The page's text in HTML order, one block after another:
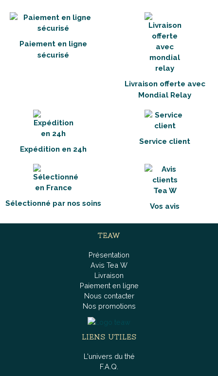
Paiement en ligne
sécurisé
Livraison offerte avec
Mondial Relay
Expédition en 24h
Service client
Sélectionné par nos soins Vos avis
TEAW
Présentation
Avis Tea W
Livraison
Paiement en ligne
Nous contacter
Nos promotions
LIENS UTILES
L'univers du thé
F.A.Q.